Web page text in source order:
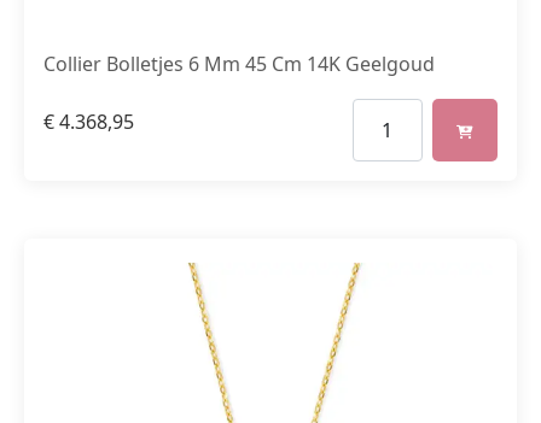
Collier Bolletjes 6 Mm 45 Cm 14K Geelgoud
€4.368,95